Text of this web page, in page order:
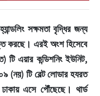
সক্ষমতা বৃদ্ধির জন্য
করছে। এরই অংশ হিসেবে
এয়ার কন্ডিশনিং ইউনিট,
(নয়) টি বেল্ট লোডার হযরত
ঢাকায় এসে পৌঁছেছে। থার্ড